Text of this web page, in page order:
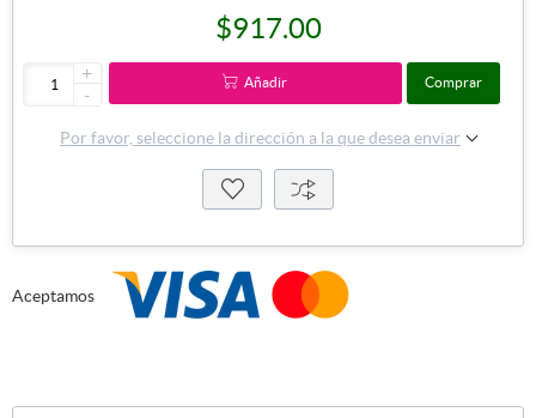
$917.00
+
-
Añadir Comprar
Por favor, seleccione la dirección a la que desea enviar
Aceptamos